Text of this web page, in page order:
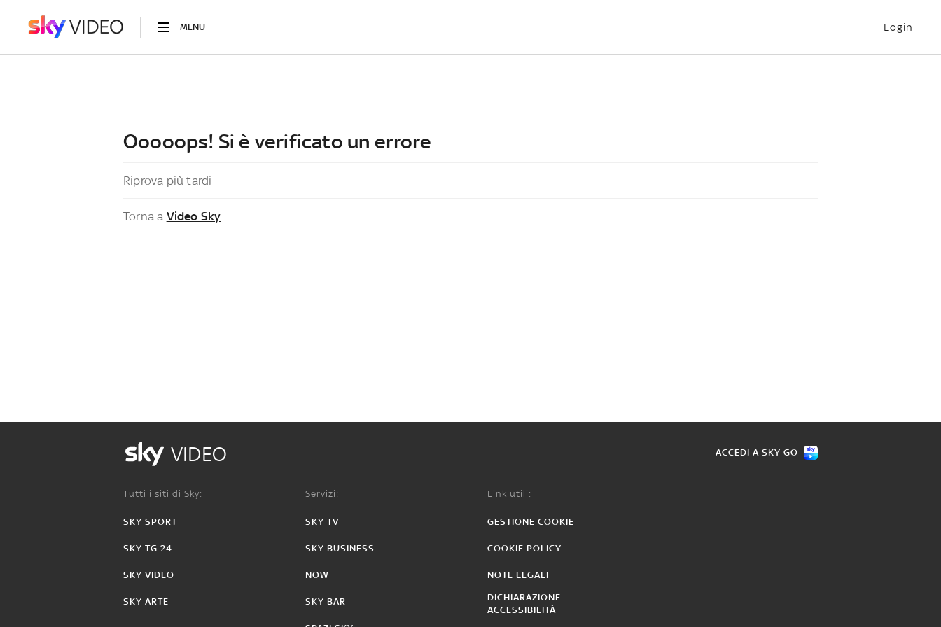
MENU Login
Ooooops! Si è verificato un errore
Riprova più tardi
Torna a Video Sky
VIDEO ACCEDI A SKY GO
Tutti i siti di Sky:
SKY SPORT
SKY TG 24
SKY VIDEO
SKY ARTE
Servizi:
SKY TV
SKY BUSINESS
NOW
SKY BAR
Link utili:
GESTIONE COOKIE
COOKIE POLICY
NOTE LEGALI
DICHIARAZIONE
ACCESSIBILITÀ